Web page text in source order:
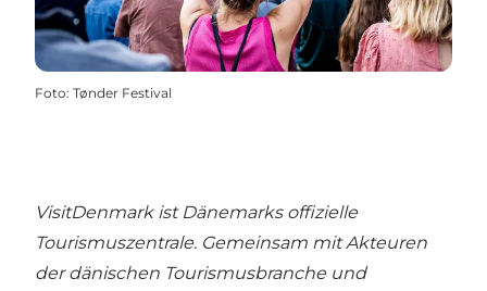
Foto: Tønder Festival
VisitDenmark ist Dänemarks offizielle
Tourismuszentrale. Gemeinsam mit Akteuren
der dänischen Tourismusbranche und